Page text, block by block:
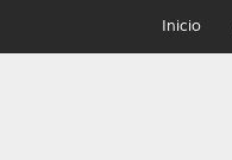
Inicio